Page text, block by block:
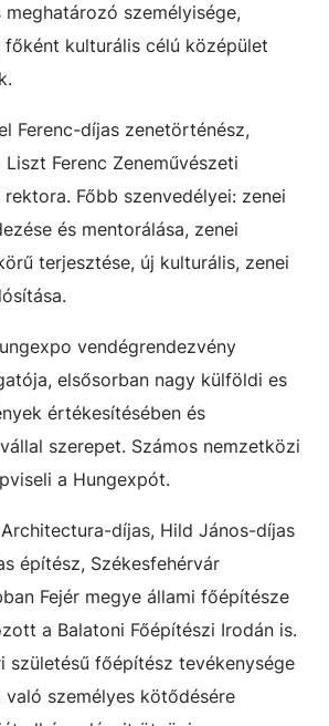
személyisége,
főként kulturális célú középület
Ferenc-díjas zenetörténész,
Ferenc Zeneművészeti
Főbb szenvedélyei: zenei
és mentorálása, zenei
terjesztése, új kulturális, zenei
vendégrendezvény
elsősorban nagy külföldi es
értékesítésében és
szerepet. Számos nemzetközi
a Hungexpót.
díjas, Hild János-díjas
építész, Székesfehérvár
Fejér megye állami főépítésze
a Balatoni Főépítészi Irodán is.
születésű főépítész tevékenysége
való személyes kötődésére